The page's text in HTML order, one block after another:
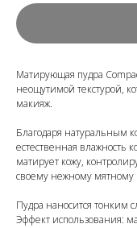
Матирующая пудра
неощутимой текстурой,
макияж.
Благодаря натуральным
естественная влажность
матирует кожу,
своему нежному мятному
Пудра наносится тонким
Эффект использования: